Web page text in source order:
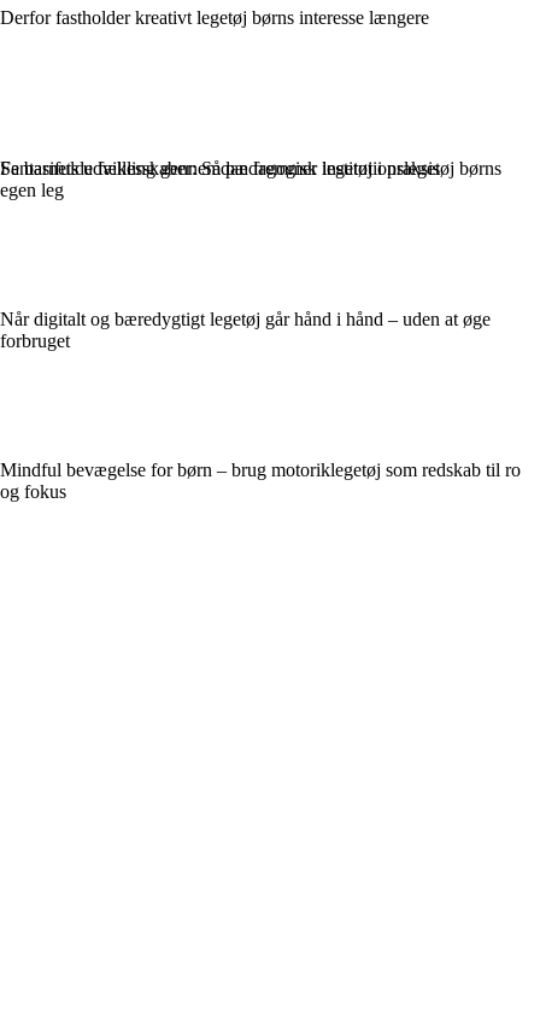
Derfor fastholder kreativt legetøj børns interesse længere
Fantasifulde fællesskaber: Sådan fremmer institutionslegetøj børns
egen leg
Når digitalt og bæredygtigt legetøj går hånd i hånd – uden at øge
forbruget
Mindful bevægelse for børn – brug motoriklegetøj som redskab til ro
og fokus
Se barnets udvikling gennem pædagogisk legetøj i praksis